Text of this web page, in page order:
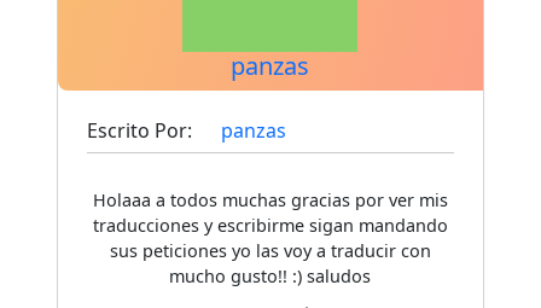
panzas
Escrito Por: panzas
Holaaa a todos muchas gracias por ver mis
traducciones y escribirme sigan mandando
sus peticiones yo las voy a traducir con
mucho gusto!! :) saludos